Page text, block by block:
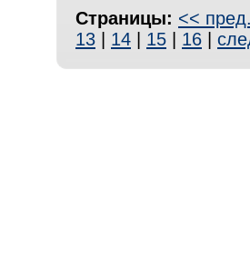
Страницы: <<
13
14 15 16